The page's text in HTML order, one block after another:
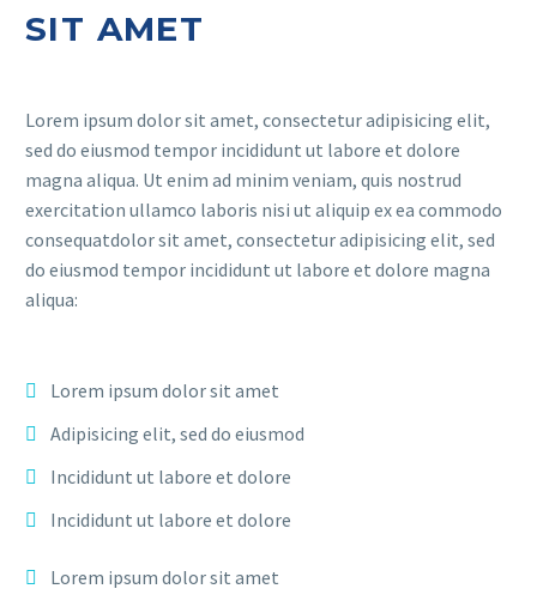
SIT AMET
Lorem ipsum dolor sit amet, consectetur adipisicing elit,
sed do eiusmod tempor incididunt ut labore et dolore
magna aliqua. Ut enim ad minim veniam, quis nostrud
exercitation ullamco laboris nisi ut aliquip ex ea commodo
consequatdolor sit amet, consectetur adipisicing elit, sed
do eiusmod tempor incididunt ut labore et dolore magna
aliqua:
Lorem ipsum dolor sit amet
Adipisicing elit, sed do eiusmod
Incididunt ut labore et dolore
Incididunt ut labore et dolore
Lorem ipsum dolor sit amet